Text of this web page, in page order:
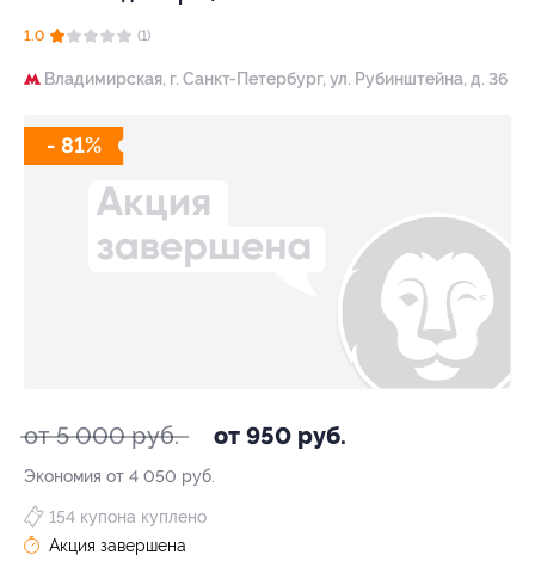
1.0 (1)
Владимирская, г. Санкт-Петербург, ул. Рубинштейна, д. 36
- 81%
от 5 000 руб. от 950 руб.
Экономия от 4 050 руб.
154 купона куплено
Акция завершена